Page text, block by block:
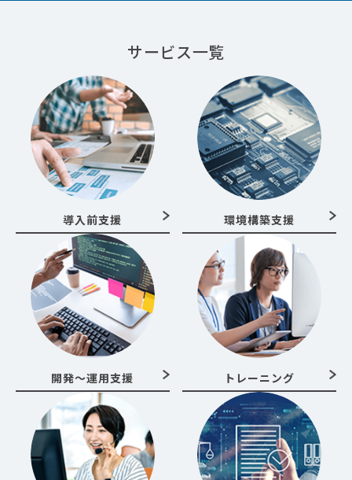
サービス一覧
導入前支援 環境構築支援
開発～運用支援 トレーニング